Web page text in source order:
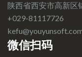
陕西省西安市高新区
+029-81117726
微信扫码